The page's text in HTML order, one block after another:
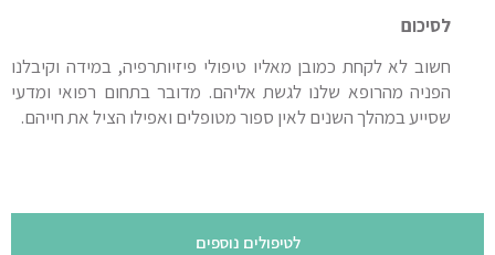
לסיכום
חשוב לא לקחת כמובן מאליו טיפולי פיזיותרפיה, במידה וקיבלנו
הפניה מהרופא שלנו לגשת אליהם. מדובר בתחום רפואי ומדעי
שסייע במהלך השנים לאין ספור מטופלים ואפילו הציל את חייהם.
לטיפולים נוספים